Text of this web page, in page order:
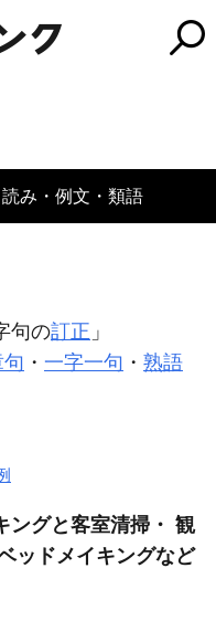
み・例文・類語
句の訂正 」
句 ・ 一字一句 ・ 熟語
ングと客室清掃・ 観
ッドメイキングなど